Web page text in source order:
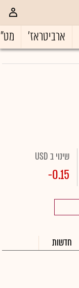
ארביטראז'
שינוי ב USD
-0.15
חדשות